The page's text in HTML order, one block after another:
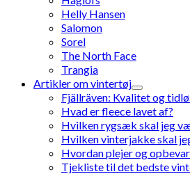
Helly Hansen
Salomon
Sorel
The North Face
Trangia
Artikler om vintertøj
Fjällräven: Kvalitet og
Hvad er fleece lavet af?
Hvilken rygsæk skal jeg
Hvilken vinterjakke skal
Hvordan plejer og
Tjekliste til det bedste